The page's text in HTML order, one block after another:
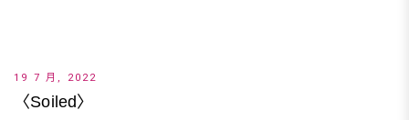
19 7 月, 2022
〈Soiled〉